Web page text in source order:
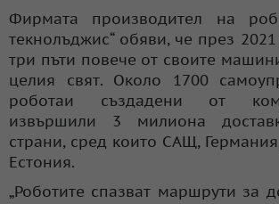
Фирмата производител на
текнолъджис“ обяви, че през
три пъти повече от своите
целия свят. Около 1700
роботаи създадени от
извършили 3 милиона
страни, сред които САЩ,
Естония.
„Роботите спазват маршрути за